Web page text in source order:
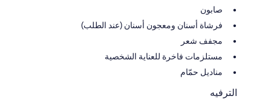
صابون
فرشاة أسنان ومعجون أسنان (عند الطلب)
مجفف شعر
مستلزمات فاخرة للعناية الشخصية
مناديل حمّام
الترفيه